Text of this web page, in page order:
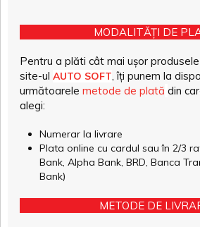
MODALITĂȚI DE
Pentru a plăti cât mai ușor
site-ul AUTO SOFT, îți punem la
următoarele metode de plată din
alegi:
Numerar la livrare
Plata online cu cardul sau în 2/3
Bank, Alpha Bank, BRD, Banca
Bank)
METODE DE